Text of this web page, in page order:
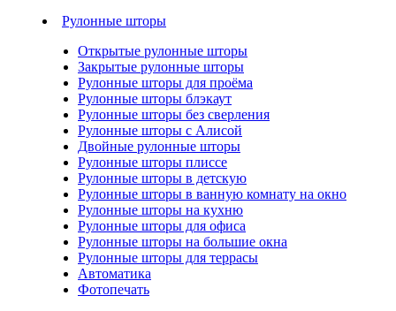
Рулонные шторы
Открытые рулонные шторы
Закрытые рулонные шторы
Рулонные шторы для проёма
Рулонные шторы блэкаут
Рулонные шторы без сверления
Рулонные шторы с Алисой
Двойные рулонные шторы
Рулонные шторы плиссе
Рулонные шторы в детскую
Рулонные шторы в ванную комнату на окно
Рулонные шторы на кухню
Рулонные шторы для офиса
Рулонные шторы на большие окна
Рулонные шторы для террасы
Автоматика
Фотопечать